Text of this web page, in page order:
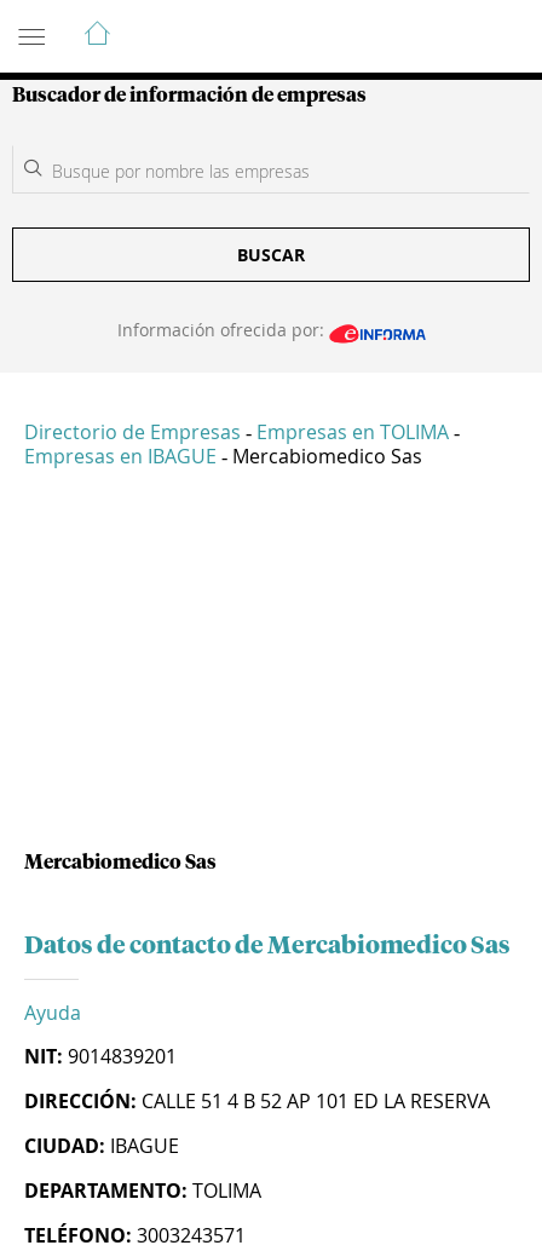
Guía de Empresas Colombianas
Buscador de información de empresas
BUSCAR
Información ofrecida por:
Directorio de Empresas - Empresas en TOLIMA -
Empresas en IBAGUE - Mercabiomedico Sas
Mercabiomedico Sas
Datos de contacto de Mercabiomedico Sas
Ayuda
NIT: 9014839201
DIRECCIÓN: CALLE 51 4 B 52 AP 101 ED LA RESERVA
CIUDAD: IBAGUE
DEPARTAMENTO: TOLIMA
TELÉFONO: 3003243571